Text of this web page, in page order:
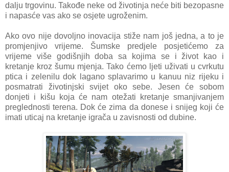
dalju trgovinu. Takođe neke od životinja neće biti bezopasne
i napasće vas ako se osjete ugroženim.
Ako ovo nije dovoljno inovacija stiže nam još jedna, a to je
promjenjivo vrijeme. Šumske predjele posjetićemo za
vrijeme više godišnjih doba sa kojima se i život kao i
kretanje kroz šumu mjenja. Tako ćemo ljeti uživati u cvrkutu
ptica i zelenilu dok lagano splavarimo u kanuu niz rijeku i
posmatrati životinjski svijet oko sebe. Jesen će sobom
donjeti i kišu koja će nam otežati kretanje smanjivanjem
preglednosti terena. Dok će zima da donese i snijeg koji će
imati uticaj na kretanje igrača u zavisnosti od dubine.